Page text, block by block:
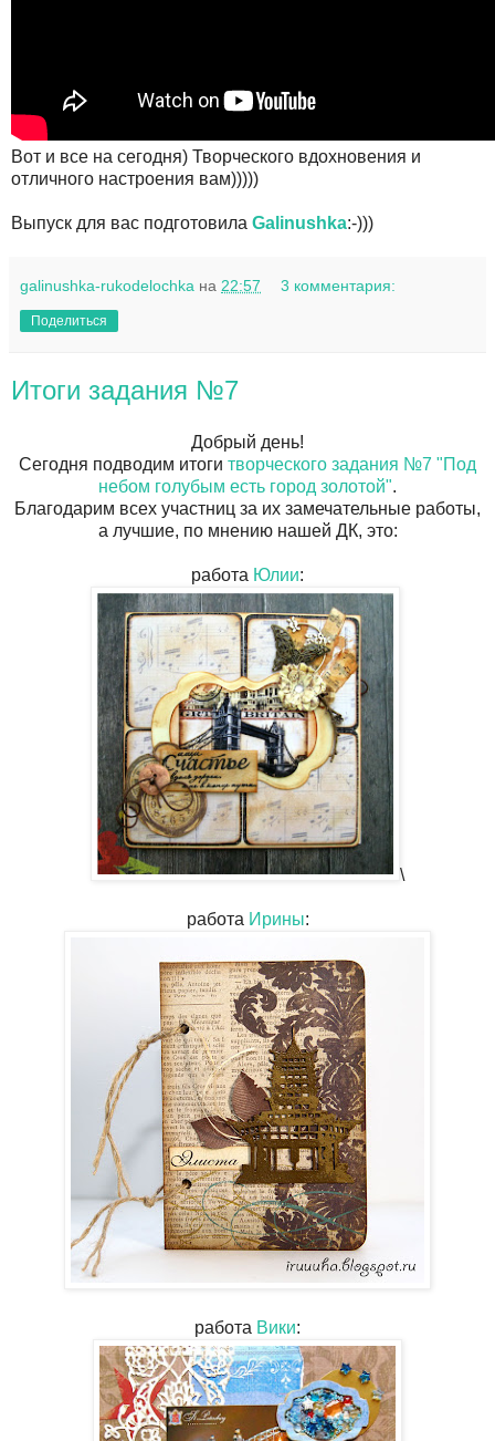
Вот и все на сегодня) Творческого вдохновения и
отличного настроения вам)))))
Выпуск для вас подготовила Galinushka:-)))
galinushka-rukodelochka на 22:57 3 комментария:
Поделиться
Итоги задания №7
Добрый день!
Сегодня подводим итоги творческого задания №7 "Под
небом голубым есть город золотой".
Благодарим всех участниц за их замечательные работы,
а лучшие, по мнению нашей ДК, это:
работа Юлии:
\
работа Ирины:
работа Вики: